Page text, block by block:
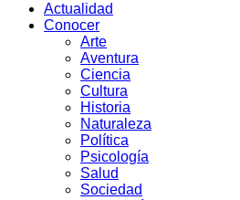
Actualidad
Conocer
Arte
Aventura
Ciencia
Cultura
Historia
Naturaleza
Política
Psicología
Salud
Sociedad